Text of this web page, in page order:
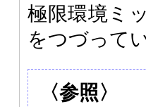
極限環境ミ
をつづって
〈参照〉